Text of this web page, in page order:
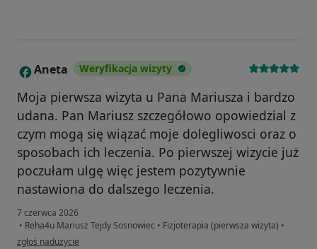
A Aneta Weryfikacja wizyty
Moja pierwsza wizyta u Pana Mariusza i bardzo
udana. Pan Mariusz szczegółowo opowiedzial z
czym mogą się wiązać moje dolegliwosci oraz o
sposobach ich leczenia. Po pierwszej wizycie już
poczułam ulgę więc jestem pozytywnie
nastawiona do dalszego leczenia.
7 czerwca 2026
• Reha4u Mariusz Tejdy Sosnowiec • Fizjoterapia (pierwsza wizyta) •
w opinii użytkownika Aneta
zgłoś nadużycie